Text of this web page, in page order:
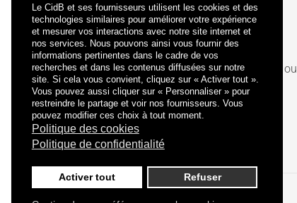
Le CidB et ses fournisseurs utilisent les cookies et des
technologies similaires pour améliorer votre expérience
et mesurer vos interactions avec notre site internet et
nos services. Nous pouvons ainsi vous fournir des
informations pertinentes dans le cadre de vos
recherches et dans les contenus diffusées sur notre
site. Si cela vous convient, cliquez sur « Activer tout ».
Vous pouvez aussi cliquer sur « Personnaliser » pour
restreindre le partage et voir nos fournisseurs. Vous
pouvez modifier ces choix à tout moment.
Politique des cookies
Politique de confidentialité
Activer tout Refuser
Lacertification qualité a été délivrée au titre de la ou
des catégories d'actions suivantes : actions de
formation.